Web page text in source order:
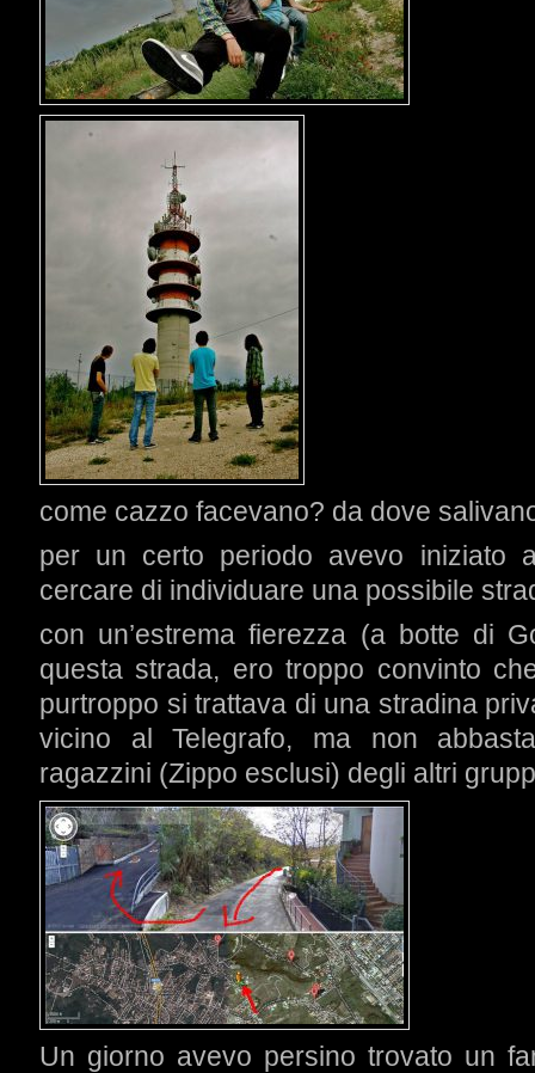
come cazzo facevano? da dove
per un certo periodo avevo iniziato
cercare di individuare una possibile
con un’estrema fierezza (a botte di
questa strada, ero troppo convinto
purtroppo si trattava di una stradina
vicino al Telegrafo, ma non
ragazzini (Zippo esclusi) degli altri
Un giorno avevo persino trovato un